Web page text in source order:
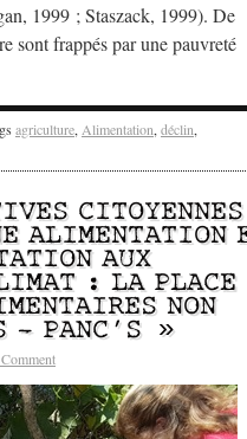
1999 ; Staszack, 1999). De
sont frappés par une pauvreté
agriculture, Alimentation, déclin,
ALIMENTATION
AUX
: LA PLACE
NON
– PANC’S »